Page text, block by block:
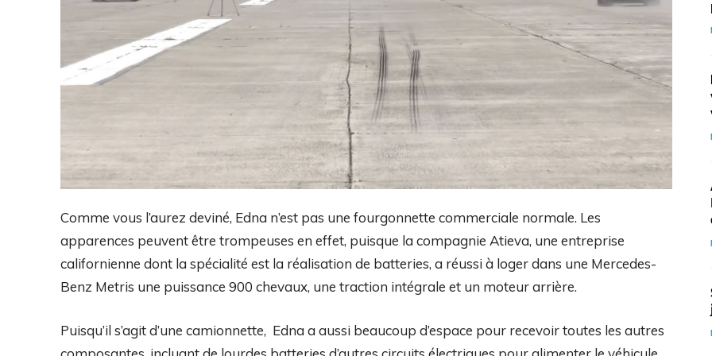
Comme vous l’aurez deviné, Edna n’est pas une fourgonnette commerciale normale. Les
apparences peuvent être trompeuses en effet, puisque la compagnie Atieva, une entreprise
californienne dont la spécialité est la réalisation de batteries, a réussi à loger dans une Mercedes-
Benz Metris une puissance 900 chevaux, une traction intégrale et un moteur arrière.
Puisqu’il s’agit d’une camionnette, Edna a aussi beaucoup d’espace pour recevoir toutes les autres